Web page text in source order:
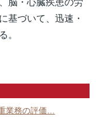
脳・心臓疾患の労
基づいて、迅速・
。
業務の評価…